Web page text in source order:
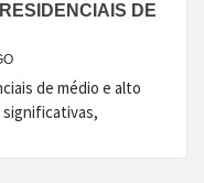
DE
de médio e alto
significativas,